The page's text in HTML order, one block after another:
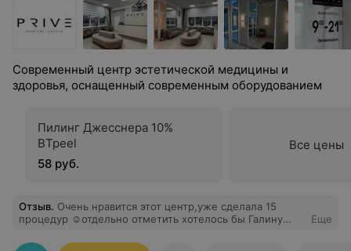
Современный центр эстетической медицины и
здоровья, оснащенный современным оборудованием
Пилинг Джесснера 10%
BTpeel
58 руб.
Все цены
Отзыв. Очень нравится этот центр,уже сделала 15
процедур ☺️отдельно отметить хотелось бы Галину
Еще